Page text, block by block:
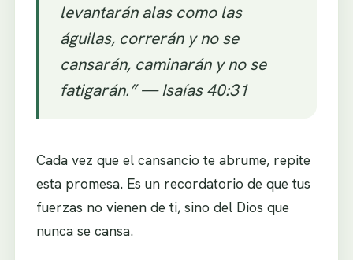
levantarán alas como las
águilas, correrán y no se
cansarán, caminarán y no se
fatigarán.” —Isaías 40:31
Cada vez que el cansancio te abrume, repite
esta promesa. Es un recordatorio de que tus
fuerzas no vienen de ti, sino del Dios que
nunca se cansa.